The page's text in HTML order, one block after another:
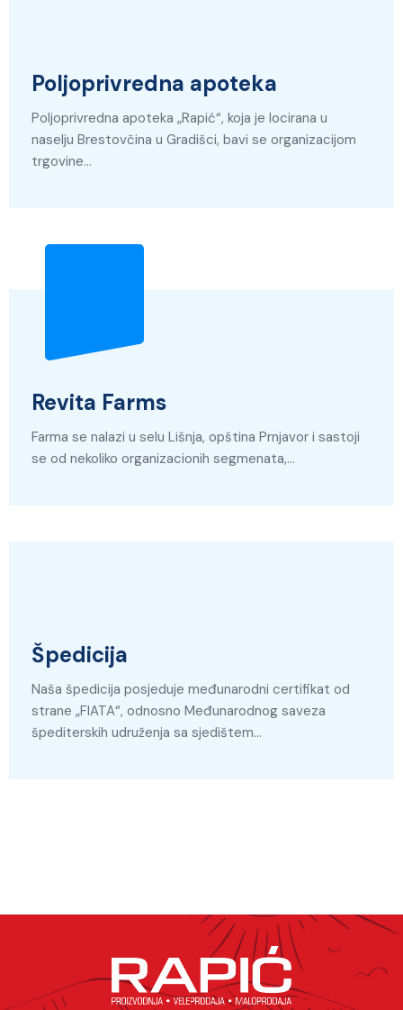
Poljoprivredna apoteka
Poljoprivredna apoteka „Rapić“, koja je locirana u
naselju Brestovčina u Gradišci, bavi se organizacijom
trgovine…
Revita Farms
Farma se nalazi u selu Lišnja, opština Prnjavor i sastoji
se od nekoliko organizacionih segmenata,…
Špedicija
Naša špedicija posjeduje međunarodni certifikat od
strane „FIATA“, odnosno Međunarodnog saveza
špediterskih udruženja sa sjedištem…